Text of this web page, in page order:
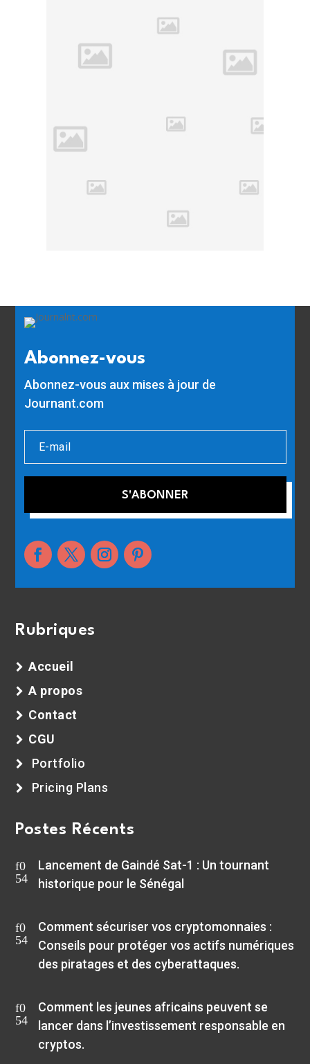
Abonnez-vous
Abonnez-vous aux mises à jour de
Journant.com
S'ABONNER
Rubriques
Accueil
A propos
Contact
CGU
Portfolio
Pricing Plans
Postes Récents
Lancement de Gaindé Sat-1 : Un tournant
historique pour le Sénégal
Comment sécuriser vos cryptomonnaies :
Conseils pour protéger vos actifs numériques
des piratages et des cyberattaques.
Comment les jeunes africains peuvent se
lancer dans l’investissement responsable en
cryptos.